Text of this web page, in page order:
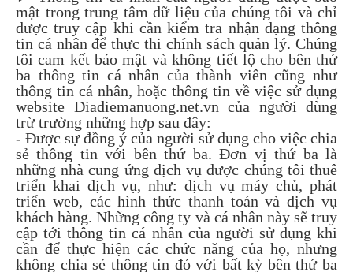
mật trong trung tâm dữ liệu của chúng tôi và chỉ
được truy cập khi cần kiểm tra nhận dạng thông
tin cá nhân để thực thi chính sách quản lý. Chúng
tôi cam kết bảo mật và không tiết lộ cho bên thứ
ba thông tin cá nhân của thành viên cũng như
thông tin cá nhân, hoặc thông tin về việc sử dụng
website Diadiemanuong.net.vn của người dùng
trừ trường những hợp sau đây:
- Được sự đồng ý của người sử dụng cho việc chia
sẻ thông tin với bên thứ ba. Đơn vị thứ ba là
những nhà cung ứng dịch vụ được chúng tôi thuê
triển khai dịch vụ, như: dịch vụ máy chủ, phát
triển web, các hình thức thanh toán và dịch vụ
khách hàng. Những công ty và cá nhân này sẽ truy
cập tới thông tin cá nhân của người sử dụng khi
cần để thực hiện các chức năng của họ, nhưng
không chia sẻ thông tin đó với bất kỳ bên thứ ba